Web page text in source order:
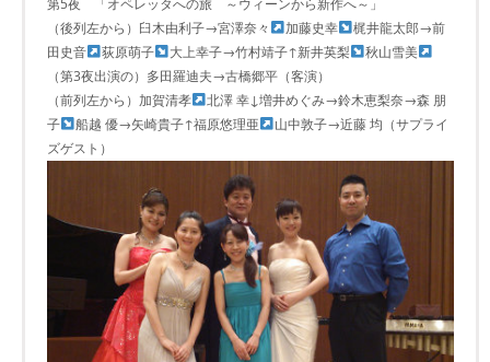
（後列左から）臼木由利子→宮澤奈々
加藤史幸
梶井龍太郎→前
田史音
荻原萌子 大上幸子→竹村靖子↑新井英梨
秋山雪美
（第3夜出演の）多田羅迪夫→古橋郷平（客演）
（前列左から）加賀清孝
北澤 幸↓増井めぐみ→鈴木恵梨奈→森 朋
子
船越 優→矢崎貴子↑福原悠理亜
山中敦子→近藤 均（サプライ
ズゲスト）